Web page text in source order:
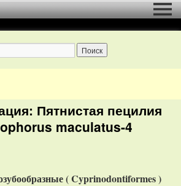
Пятнистая пецилия
maculatus-4
( Cyprinodontiformes)